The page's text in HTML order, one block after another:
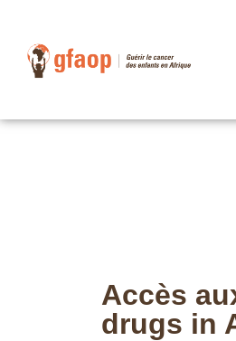
Accès
drugs in